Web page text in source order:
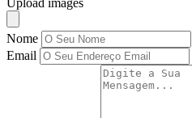
Upload images
Nome
Email